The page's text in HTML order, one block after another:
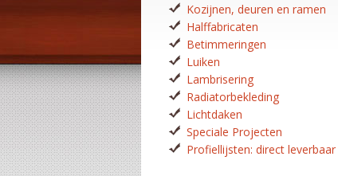
Kozijnen, deuren en ramen
Halffabricaten
Betimmeringen
Luiken
Lambrisering
Radiatorbekleding
Lichtdaken
Speciale Projecten
Profiellijsten: direct leverbaar